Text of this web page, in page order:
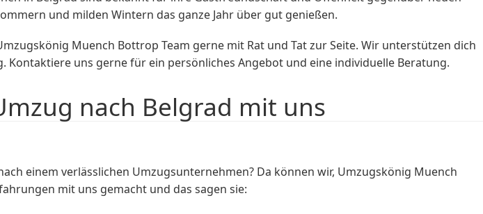
und milden Wintern das ganze Jahr über gut genießen.
Muench Bottrop Team gerne mit Rat und Tat zur Seite. Wir unterstützen dich
uns gerne für ein persönliches Angebot und eine individuelle Beratung.
nach Belgrad mit uns
einem verlässlichen Umzugsunternehmen? Da können wir, Umzugskönig Muench
mit uns gemacht und das sagen sie: